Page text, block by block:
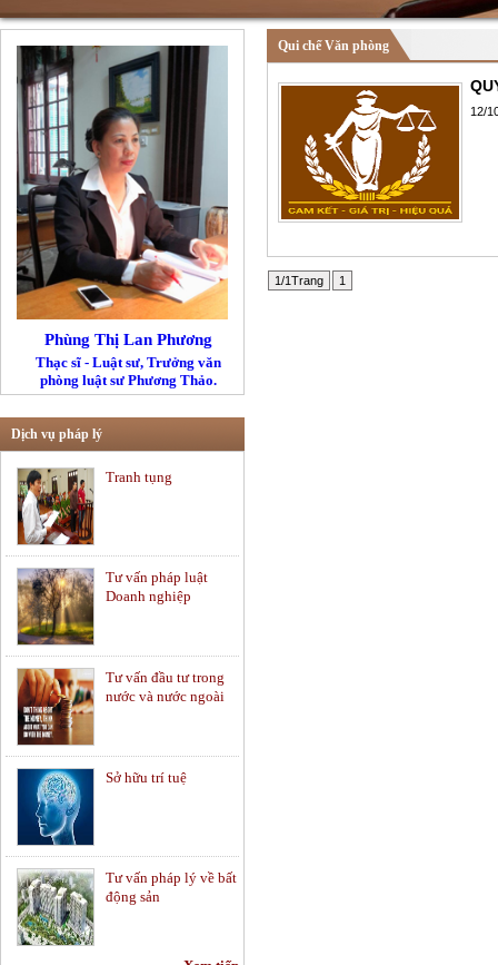
Phùng Thị Lan Phương
Thạc sĩ - Luật sư, Trưởng văn
phòng luật sư Phương Thảo.
Dịch vụ pháp lý
Tranh tụng
Tư vấn pháp luật
Doanh nghiệp
Tư vấn đầu tư trong
nước và nước ngoài
Sở hữu trí tuệ
Tư vấn pháp lý về bất
động sản
Qui chế Văn phòng
12/
1/1Trang 1